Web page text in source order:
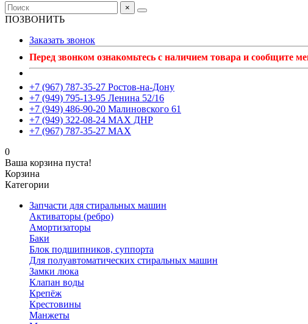
×
ПОЗВОНИТЬ
Заказать звонок
Перед звонком ознакомьтесь с наличием товара и сообщите
+7 (967) 787-35-27 Ростов-на-Дону
+7 (949) 795-13-95 Ленина 52/16
+7 (949) 486-90-20 Малиновского 61
+7 (949) 322-08-24 MAX ДНР
+7 (967) 787-35-27 MAX
0
Ваша корзина пуста!
Корзина
Категории
Запчасти для стиральных машин
Активаторы (ребро)
Амортизаторы
Баки
Блок подшипников, суппорта
Для полуавтоматических стиральных машин
Замки люка
Клапан воды
Крепёж
Крестовины
Манжеты